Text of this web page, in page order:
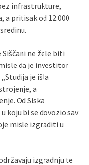
infrastrukture,
a pritisak od 12.000
Siščani ne žele biti
da je investitor
je išla
a
Od Siska
koju bi se dovozio sav
misle izgraditi u
izgradnju te